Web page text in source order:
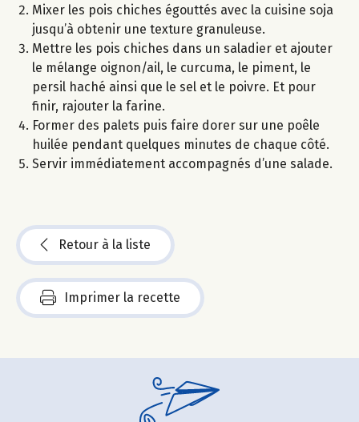
Mixer les pois chiches égouttés avec la cuisine soja
jusqu’à obtenir une texture granuleuse.
Mettre les pois chiches dans un saladier et ajouter
le mélange oignon/ail, le curcuma, le piment, le
persil haché ainsi que le sel et le poivre. Et pour
finir, rajouter la farine.
Former des palets puis faire dorer sur une poêle
huilée pendant quelques minutes de chaque côté.
Servir immédiatement accompagnés d’une salade.
Retour à la liste
Imprimer la recette